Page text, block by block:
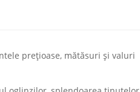
preţioase, mătăsuri şi valuri